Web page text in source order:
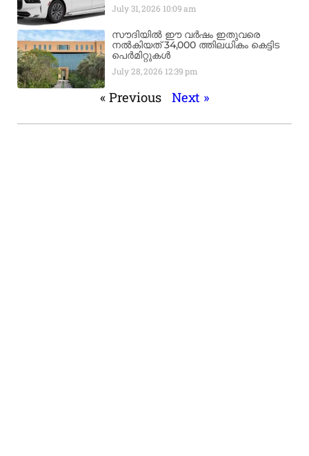
July 31, 2026 10:09 am
സൗദിയിൽ ഈ വർഷം ഇതുവരെ
നൽകിയത് 34,000 ത്തിലധികം കെട്ടിട
പെർമിറ്റുകൾ
July 28, 2026 12:39 pm
« Previous Next »